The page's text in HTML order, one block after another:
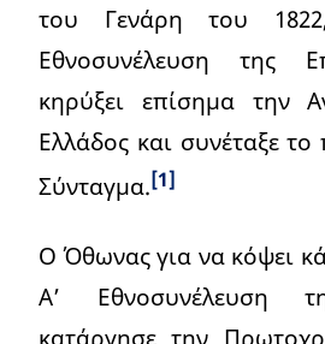
του Γενάρη του
Εθνοσυνέλευση της
κηρύξει επίσημα την
Ελλάδος και συνέταξε
Σύνταγμα.[1]
Ο Όθωνας για να κόψει
Α’ Εθνοσυνέλευση